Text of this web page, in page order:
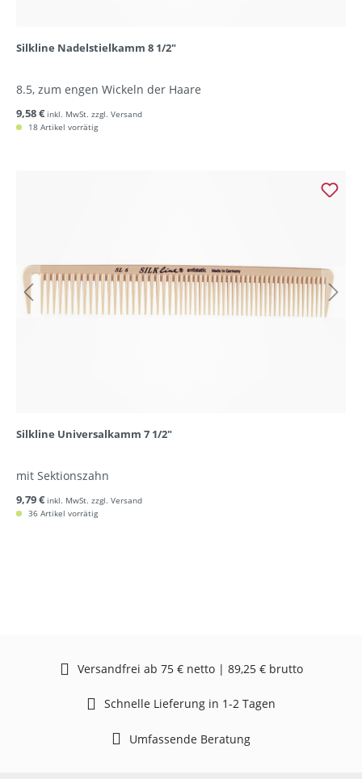
Silkline Nadelstielkamm 8 1/2"
8.5, zum engen Wickeln der Haare
9,58 € inkl. MwSt. zzgl. Versand
18 Artikel vorrätig
Silkline Universalkamm 7 1/2"
mit Sektionszahn
9,79 € inkl. MwSt. zzgl. Versand
36 Artikel vorrätig
Versandfrei ab 75 € netto | 89,25 € brutto
Schnelle Lieferung in 1-2 Tagen
Umfassende Beratung